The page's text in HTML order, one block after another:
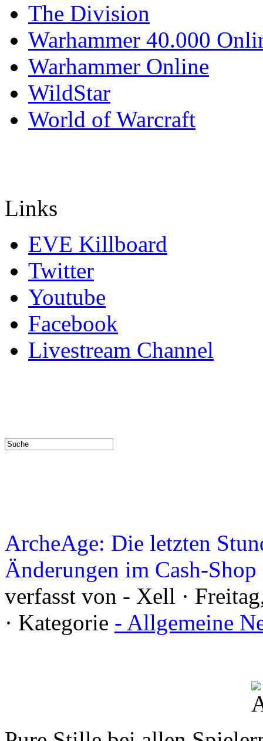
The Division
Warhammer 40.000
Warhammer Online
WildStar
World of Warcraft
Links
EVE Killboard
Twitter
Youtube
Facebook
Livestream Channel
ArcheAge: Die letzten
Änderungen im Cash-Shop
verfasst von - Xell ·
· Kategorie - Allgemeine